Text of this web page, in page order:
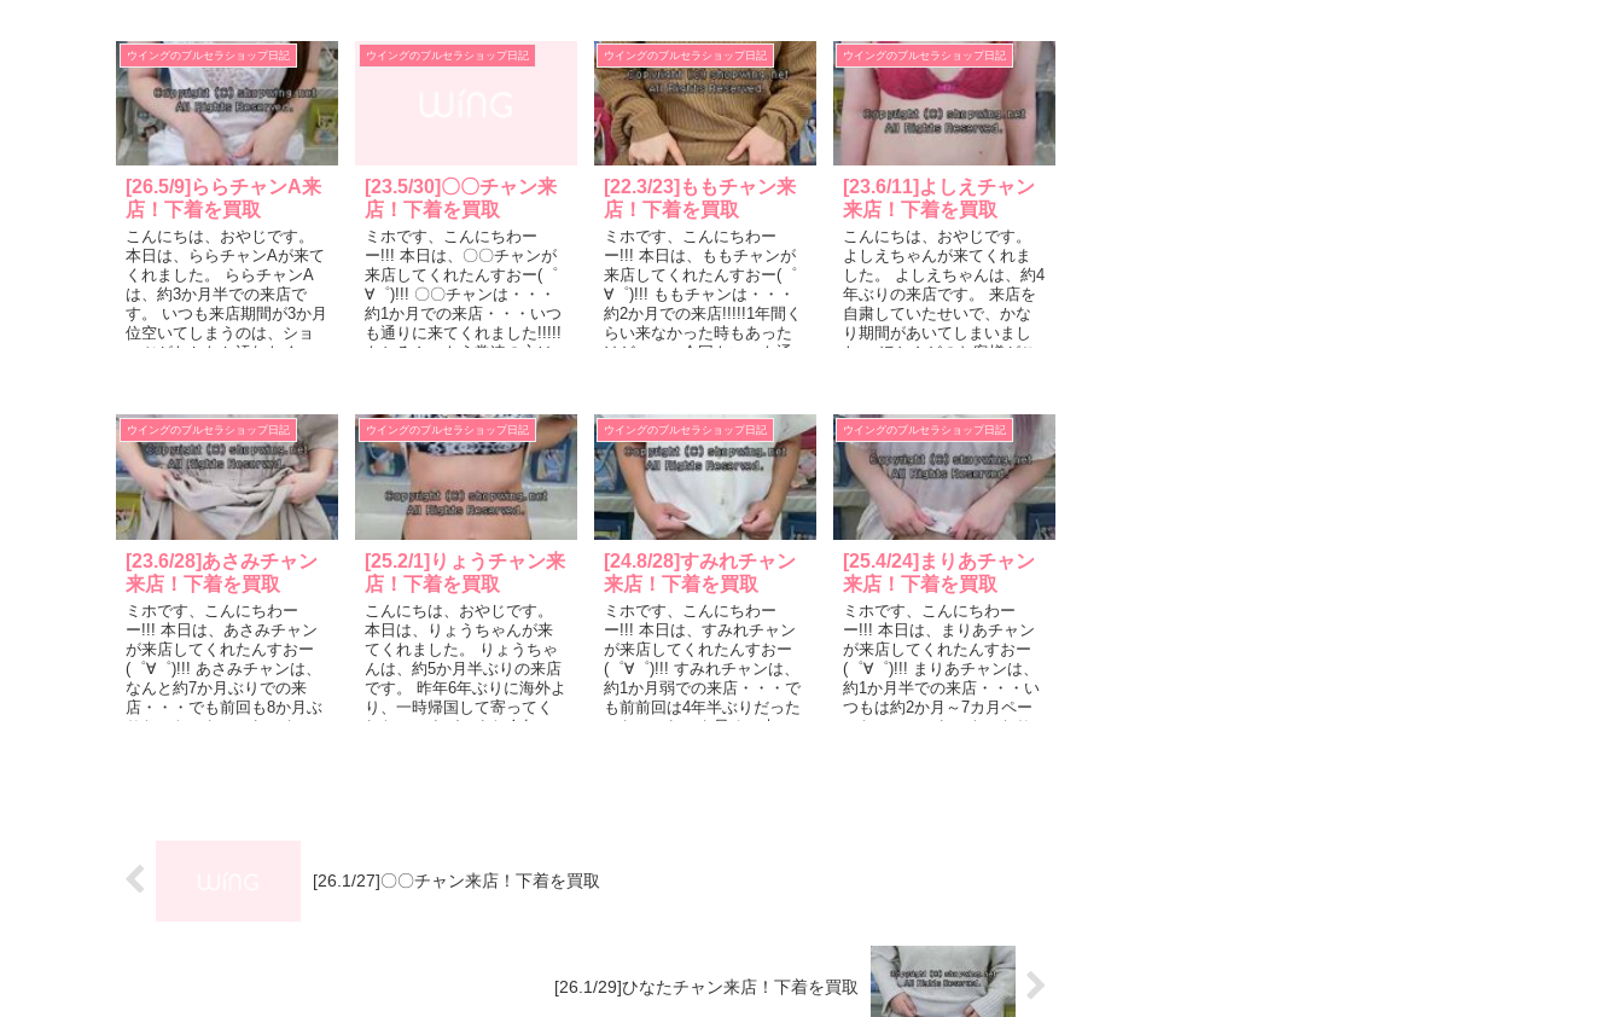
ウイングのブルセラショップ日記
[26.5/9]ららチャンA来
店！下着を買取
こんにちは、おやじです。
本日は、ららチャンAが来て
くれました。 ららチャンA
は、約3か月半での来店で
す。 いつも来店期間が3か月
位空いてしまうのは、ショ
ーツがなかなか汚れなく
ウイングのブルセラショップ日記
[23.5/30]〇〇チャン来
店！下着を買取
ミホです、こんにちわー
ー!!! 本日は、〇〇チャンが
来店してくれたんすおー(゜
∀゜)!!! 〇〇チャンは・・・
約1か月での来店・・・いつ
も通りに来てくれました!!!!!
もちろん、もう常連の方は
ウイングのブルセラショップ日記
[22.3/23]ももチャン来
店！下着を買取
ミホです、こんにちわー
ー!!! 本日は、ももチャンが
来店してくれたんすおー(゜
∀゜)!!! ももチャンは・・・
約2か月での来店!!!!!1年間く
らい来なかった時もあった
けど・・・今回もいつも通
ウイングのブルセラショップ日記
[23.6/11]よしえチャン
来店！下着を買取
こんにちは、おやじです。
よしえちゃんが来てくれま
した。 よしえちゃんは、約4
年ぶりの来店です。 来店を
自粛していたせいで、かな
り期間があいてしまいまし
た。 ほとんどのお客様がご
ウイングのブルセラショップ日記
[23.6/28]あさみチャン
来店！下着を買取
ミホです、こんにちわー
ー!!! 本日は、あさみチャン
が来店してくれたんすおー
(゜∀゜)!!! あさみチャンは、
なんと約7か月ぶりでの来
店・・・でも前回も8か月ぶ
りだったから、これでもい
ウイングのブルセラショップ日記
[25.2/1]りょうチャン来
店！下着を買取
こんにちは、おやじです。
本日は、りょうちゃんが来
てくれました。 りょうちゃ
んは、約5か月半ぶりの来店
です。 昨年6年ぶりに海外よ
り、一時帰国して寄ってく
れたのですが、また今年
ウイングのブルセラショップ日記
[24.8/28]すみれチャン
来店！下着を買取
ミホです、こんにちわー
ー!!! 本日は、すみれチャン
が来店してくれたんすおー
(゜∀゜)!!! すみれチャンは、
約1か月弱での来店・・・で
も前前回は4年半ぶりだった
から、これでも早めに来て
ウイングのブルセラショップ日記
[25.4/24]まりあチャン
来店！下着を買取
ミホです、こんにちわー
ー!!! 本日は、まりあチャン
が来店してくれたんすおー
(゜∀゜)!!! まりあチャンは、
約1か月半での来店・・・い
つもは約2か月～7カ月ペー
スなので、これでもかなり
[26.1/27]〇〇チャン来店！下着を買取
[26.1/29]ひなたチャン来店！下着を買取